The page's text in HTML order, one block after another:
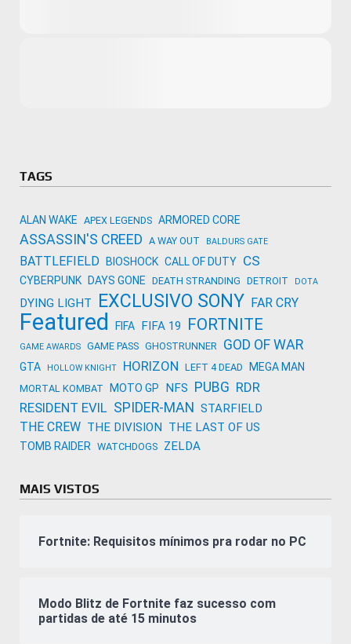
TAGS
ALAN WAKE APEX LEGENDS ARMORED CORE
ASSASSIN'S CREED A WAY OUT BALDURS GATE
BATTLEFIELD BIOSHOCK CALL OF DUTY CS
CYBERPUNK DAYS GONE DEATH STRANDING DETROIT DOTA
DYING LIGHT EXCLUSIVO SONY FAR CRY
Featured FIFA FIFA 19 FORTNITE
GAME AWARDS GAME PASS GHOSTRUNNER GOD OF WAR
GTA HOLLOW KNIGHT HORIZON LEFT 4 DEAD MEGA MAN
MORTAL KOMBAT MOTO GP NFS PUBG RDR
RESIDENT EVIL SPIDER-MAN STARFIELD
THE CREW THE DIVISION THE LAST OF US
TOMB RAIDER WATCHDOGS ZELDA
MAIS VISTOS
Fortnite: Requisitos mínimos pra rodar no PC
Modo Blitz de Fortnite faz sucesso com
partidas de até 15 minutos